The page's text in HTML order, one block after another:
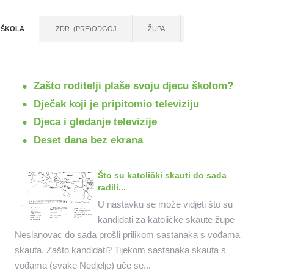
ŠKOLA ZDR. (PRE)ODGOJ ŽUPA
Zašto roditelji plaše svoju djecu školom?
Dječak koji je pripitomio televiziju
Djeca i gledanje televizije
Deset dana bez ekrana
Što su katolički skauti do sada
radili...
U nastavku se može vidjeti što su
kandidati za katoličke skaute župe
Neslanovac do sada prošli prilikom sastanaka s vođama
skauta. Zašto kandidati? Tijekom sastanaka skauta s
vođama (svake Nedjelje) uče se...